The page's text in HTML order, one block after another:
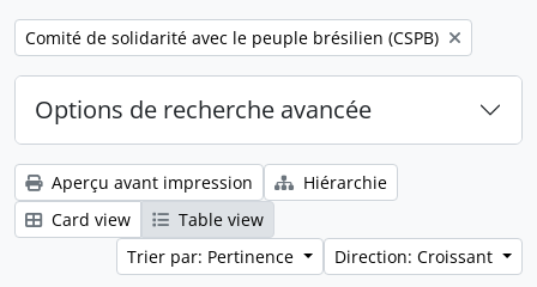
Remove filter:
Comité de solidarité avec le peuple brésilien (CSPB)
Options de recherche avancée
Aperçu avant impression
Hiérarchie
Card view
Table view
Trier par: Pertinence
Direction: Croissant